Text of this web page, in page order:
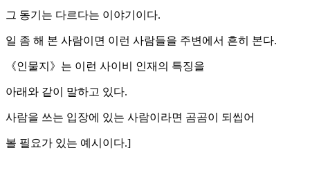
그 동기는 다르다는 이야기이다.
일 좀 해 본 사람이면 이런 사람들을 주변에서 흔히 본다.
《인물지》는 이런 사이비 인재의 특징을
아래와 같이 말하고 있다.
사람을 쓰는 입장에 있는 사람이라면 곰곰이 되씹어
볼 필요가 있는 예시이다.]